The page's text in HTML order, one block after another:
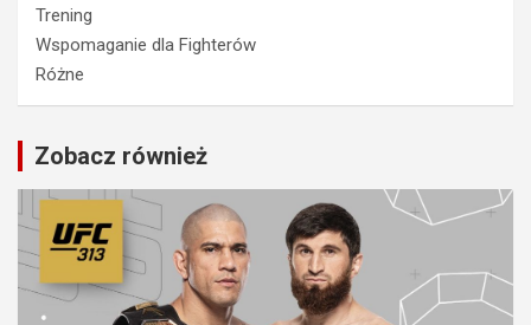
Trening
Wspomaganie dla Fighterów
Różne
Zobacz również